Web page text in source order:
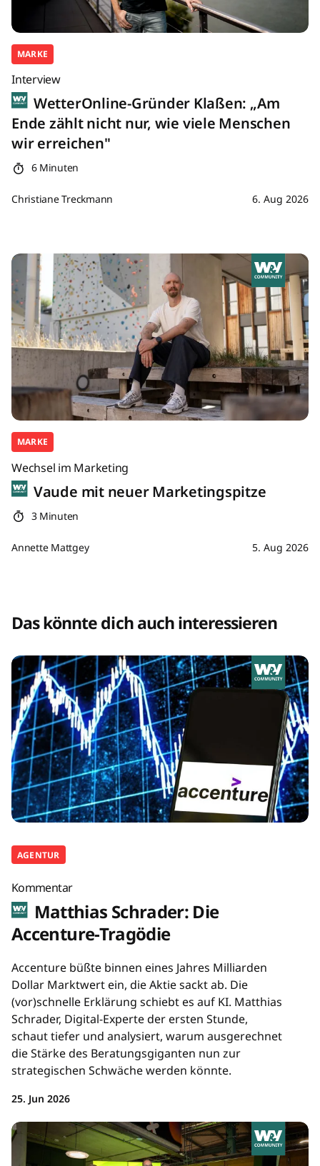
MARKE
Interview
WetterOnline-Gründer Klaßen: „Am
Ende zählt nicht nur, wie viele Menschen
wir erreichen"
6 Minuten
Christiane Treckmann 6. Aug 2026
MARKE
Wechsel im Marketing
Vaude mit neuer Marketingspitze
3 Minuten
Annette Mattgey 5. Aug 2026
Das könnte dich auch interessieren
AGENTUR
Kommentar
Matthias Schrader: Die
Accenture-Tragödie
Accenture büßte binnen eines Jahres Milliarden
Dollar Marktwert ein, die Aktie sackt ab. Die
(vor)schnelle Erklärung schiebt es auf KI. Matthias
Schrader, Digital-Experte der ersten Stunde,
schaut tiefer und analysiert, warum ausgerechnet
die Stärke des Beratungsgiganten nun zur
strategischen Schwäche werden könnte.
25. Jun 2026